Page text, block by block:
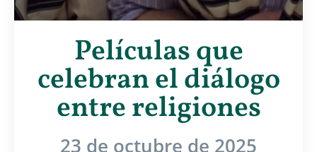
Películas que
celebran el diálogo
entre religiones
23 de octubre de 2025